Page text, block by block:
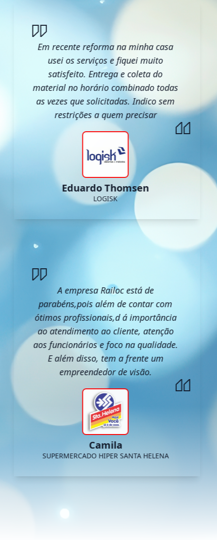
Em recente reforma na minha casa
usei os serviços e fiquei muito
satisfeito. Entrega e coleta do
material no horário combinado todas
as vezes que solicitadas. Indico sem
restrições a quem precisar
Eduardo Thomsen
LOGISK
A empresa Railoc está de
parabéns,pois além de contar com
ótimos profissionais,d á importância
ao atendimento ao cliente, atenção
aos funcionários e foco na qualidade.
E além disso, tem a frente um
empreendedor de visão.
Camila
SUPERMERCADO HIPER SANTA HELENA